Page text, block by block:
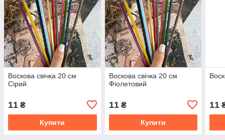
Воскова свічка 20 см
Сірий
11 ₴
Купити
Воскова свічка 20 см
Фіолетовий
11₴
Купити
11